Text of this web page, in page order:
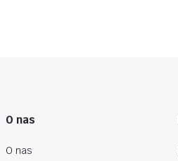
O nas
O nas